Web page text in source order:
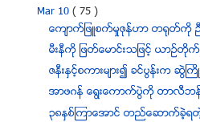
Mar 10( 75 )
ေက်ာက္ျဖဴစက္မႈဇုန္ဟာ တရုတ္ကို ဦး
မီးနီကို ျဖတ္ေမာင္းသျဖင့္ ယာဥ္တိုက္မ
ဇနီးႏွင့္စကားမ်ား၍ ခင္ပြန္းက ဆ
အာဖဂန္ ေရြးေကာက္ပြဲကို တာလီ
၃၈ႏွစ္ၾကာေအာင္ တည္ေဆာက္ခဲ့ရတဲ့